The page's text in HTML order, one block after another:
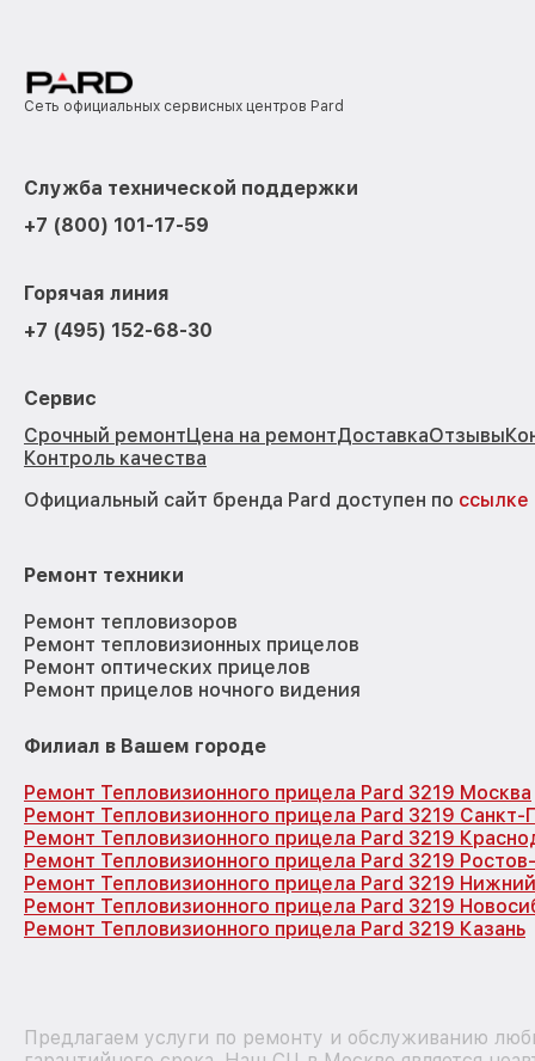
Сеть официальных сервисных центров Pard
Служба технической поддержки
+7 (800) 101-17-59
Горячая линия
+7 (495) 152-68-30
Сервис
Срочный ремонтЦена на ремонтДоставкаОтзывы
Контроль качества
Официальный сайт бренда Pard доступен по ссылке
Ремонт техники
Ремонт тепловизоров
Ремонт тепловизионных прицелов
Ремонт оптических прицелов
Ремонт прицелов ночного видения
Филиал в Вашем городе
Ремонт Тепловизионного прицела Pard 3219 Москва
Ремонт Тепловизионного прицела Pard 3219 Санкт-
Ремонт Тепловизионного прицела Pard 3219
Ремонт Тепловизионного прицела Pard 3219
Ремонт Тепловизионного прицела Pard 3219
Ремонт Тепловизионного прицела Pard 3219
Ремонт Тепловизионного прицела Pard 3219 Казань
Предлагаем услуги по ремонту и обслуживанию